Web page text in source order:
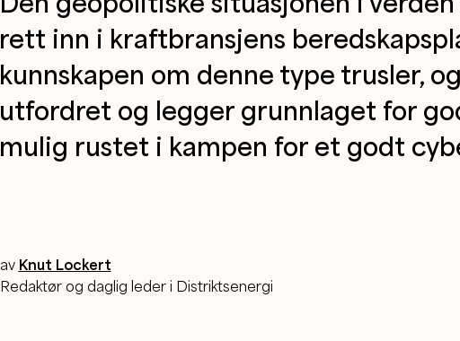
rett inn i kraftbransjens
kunnskapen om denne type trusler,
utfordret og legger grunnlaget for
mulig rustet i kampen for et godt
av Knut Lockert
Redaktør og daglig leder i Distriktsenergi